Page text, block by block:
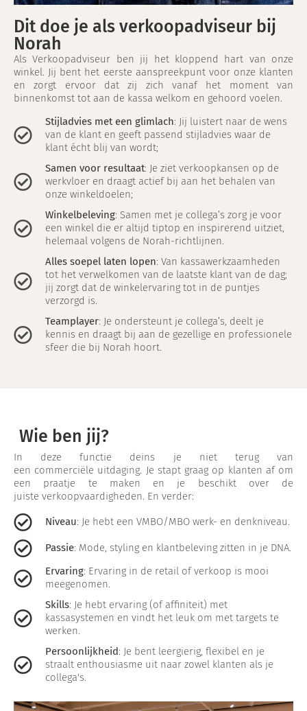
Dit doe je als verkoopadviseur bij
Norah
Als Verkoopadviseur ben jij het kloppend hart van onze
winkel. Jij bent het eerste aanspreekpunt voor onze klanten
en zorgt ervoor dat zij zich vanaf het moment van
binnenkomst tot aan de kassa welkom en gehoord voelen.
Stijladvies met een glimlach: Jij luistert naar de wens
van de klant en geeft passend stijladvies waar de
klant écht blij van wordt;
Samen voor resultaat: Je ziet verkoopkansen op de
werkvloer en draagt actief bij aan het behalen van
onze winkeldoelen;
Winkelbeleving: Samen met je collega’s zorg je voor
een winkel die er altijd tiptop en inspirerend uitziet,
helemaal volgens de Norah-richtlijnen.
Alles soepel laten lopen: Van kassawerkzaamheden
tot het verwelkomen van de laatste klant van de dag;
jij zorgt dat de winkelervaring tot in de puntjes
verzorgd is.
Teamplayer: Je ondersteunt je collega’s, deelt je
kennis en draagt bij aan de gezellige en professionele
sfeer die bij Norah hoort.
Wie ben jij?
In deze functie deins je niet terug van
een commerciële uitdaging. Je stapt graag op klanten af om
een praatje te maken en je beschikt over de
juiste verkoopvaardigheden. En verder:
Niveau: Je hebt een VMBO/MBO werk- en denkniveau.
Passie: Mode, styling en klantbeleving zitten in je DNA.
Ervaring: Ervaring in de retail of verkoop is mooi
meegenomen.
Skills: Je hebt ervaring (of affiniteit) met
kassasystemen en vindt het leuk om met targets te
werken.
Persoonlijkheid: Je bent leergierig, flexibel en je
straalt enthousiasme uit naar zowel klanten als je
collega's.